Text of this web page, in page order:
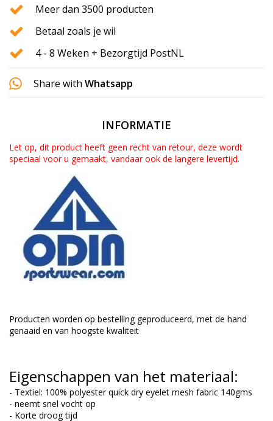
Meer dan 3500 producten
Betaal zoals je wil
4 - 8 Weken + Bezorgtijd PostNL
Share with Whatsapp
INFORMATIE
Let op, dit product heeft geen recht van retour, deze wordt
speciaal voor u gemaakt, vandaar ook de langere levertijd.
Producten worden op bestelling geproduceerd, met de hand
genaaid en van hoogste kwaliteit
Eigenschappen van het materiaal:
- Textiel: 100% polyester quick dry eyelet mesh fabric 140gms
- neemt snel vocht op
- Korte droog tijd